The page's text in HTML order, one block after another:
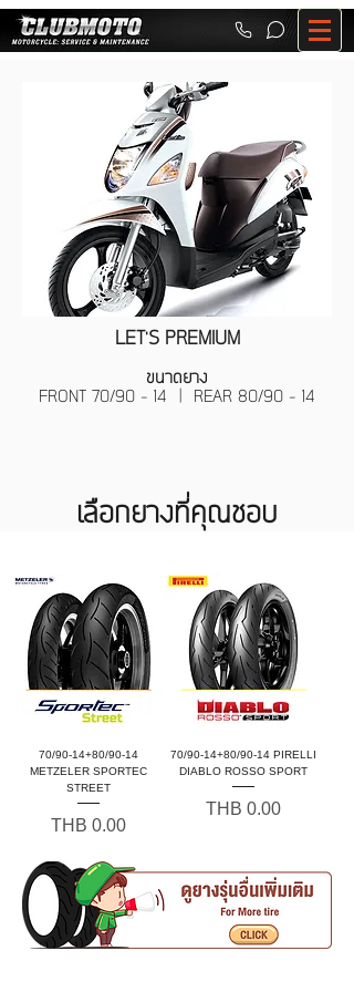
LET'S PREMIUM
ขนาดยาง
FRONT 70/90 - 14 | REAR 80/90 - 14
เลือกยางที่คุณชอบ
70/90-14+80/90-14
METZELER SPORTEC
STREET
Price
THB 0.00
70/90-14+80/90-14 PIRELLI
DIABLO ROSSO SPORT
Price
THB 0.00